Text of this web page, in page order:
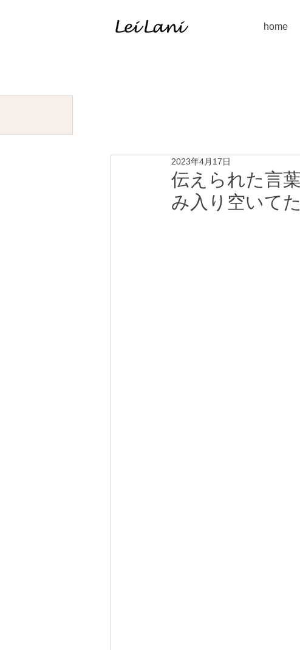
home
伝えられた言
み入り空いて
2023年4月17日